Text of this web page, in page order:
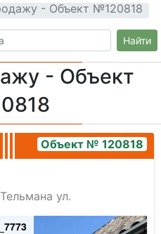
- Объект №120818
Найти
- Объект
Объект № 120818
ул.